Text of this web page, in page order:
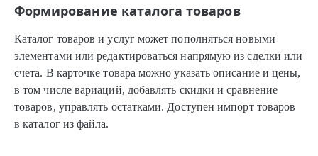
Формирование каталога товаров
Каталог товаров и услуг может пополняться новыми
элементами или редактироваться напрямую из сделки или
счета. В карточке товара можно указать описание и цены,
в том числе вариаций, добавлять скидки и сравнение
товаров, управлять остатками. Доступен импорт товаров
в каталог из файла.